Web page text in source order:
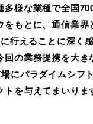
多様な業種で全国
をもとに、通信業界
行えることに深く
回の業務提携を大き
場にパラダイムシフ
を与えてまいりま